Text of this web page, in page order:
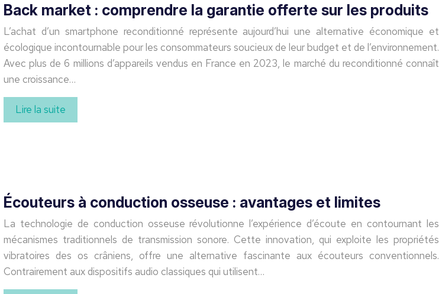
Back market : comprendre la garantie offerte sur les produits
L’achat d’un smartphone reconditionné représente aujourd’hui une alternative économique et
écologique incontournable pour les consommateurs soucieux de leur budget et de l’environnement.
Avec plus de 6 millions d’appareils vendus en France en 2023, le marché du reconditionné connaît
une croissance…
Lire la suite
Écouteurs à conduction osseuse : avantages et limites
La technologie de conduction osseuse révolutionne l’expérience d’écoute en contournant les
mécanismes traditionnels de transmission sonore. Cette innovation, qui exploite les propriétés
vibratoires des os crâniens, offre une alternative fascinante aux écouteurs conventionnels.
Contrairement aux dispositifs audio classiques qui utilisent…